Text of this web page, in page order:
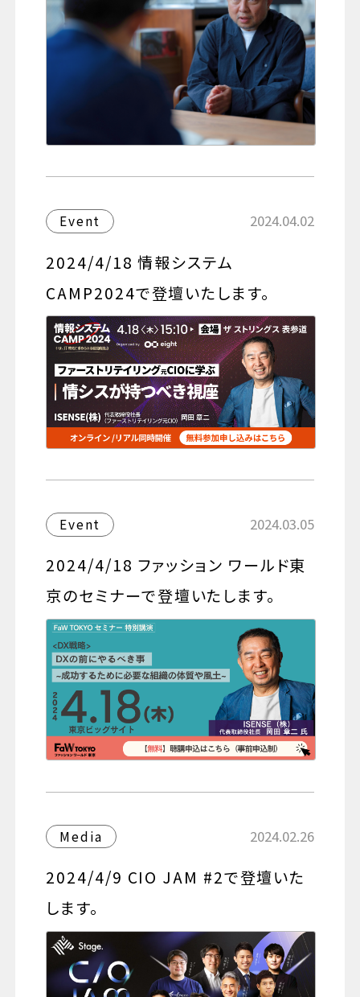
Event 2024.04.02
2024/4/18 情報システム
CAMP2024で登壇いたします。
Event 2024.03.05
2024/4/18 ファッション ワールド東
京のセミナーで登壇いたします。
Media 2024.02.26
2024/4/9 CIO JAM #2で登壇いた
します。